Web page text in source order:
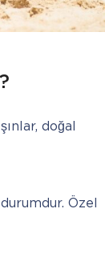
doğal
Özel